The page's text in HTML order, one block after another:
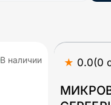
★ 0.0(0
В наличии